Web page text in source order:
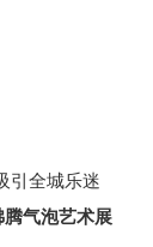
引全城乐迷
气泡艺术展